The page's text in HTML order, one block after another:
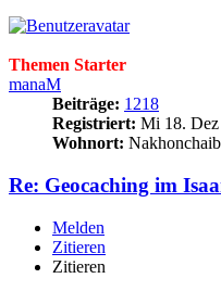
Themen Starter
manaM
Beiträge: 1218
Registriert: Mi 18.
Wohnort:
Re: Geocaching im
Melden
Zitieren
Zitieren